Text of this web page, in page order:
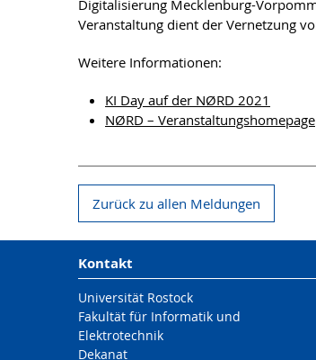
Digitalisierung Mecklenburg-
Veranstaltung dient der Vernetzung
Weitere Informationen:
KI Day auf der NØRD 2021
NØRD – Veranstaltungshomepage
Zurück zu allen Meldungen
Kontakt
Universität Rostock
Fakultät für Informatik und
Elektrotechnik
Dekanat